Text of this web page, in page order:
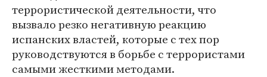
террористической деятельности, что
вызвало резко негативную реакцию
испанских властей, которые с тех пор
руководствуются в борьбе с террористами
самыми жесткими методами.